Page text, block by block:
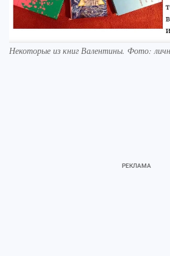
Некоторые из книг Валентины. Фото: